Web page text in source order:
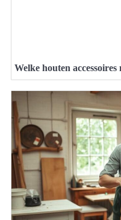
Welke houten